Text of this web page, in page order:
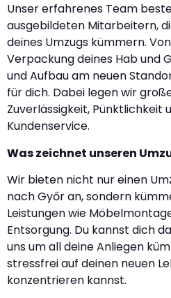
Unser erfahrenes Team
ausgebildeten Mitarbeitern,
deines Umzugs kümmern.
Verpackung deines Hab und
und Aufbau am neuen
für dich. Dabei legen wir
Zuverlässigkeit, Pünktlichkeit
Kundenservice.
Was zeichnet unseren
Wir bieten nicht nur einen
nach Győr an, sondern
Leistungen wie
Entsorgung. Du kannst dich
uns um all deine Anliegen
stressfrei auf deinen neuen
konzentrieren kannst.